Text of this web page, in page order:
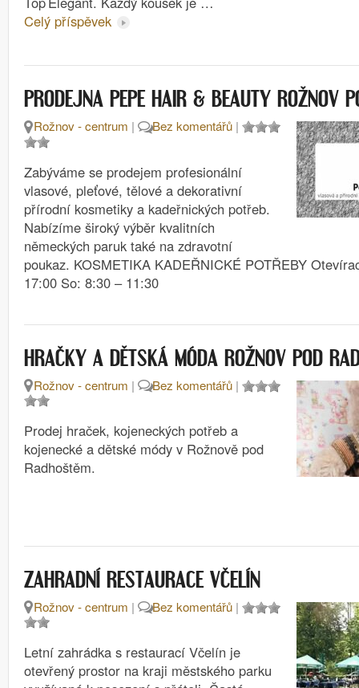
Celý příspěvek
PRODEJNA PEPE HAIR & BEAUTY ROŽNOV
Rožnov - centrum | Bez komentářů |
Zabýváme se prodejem profesionální
vlasové, pleťové, tělové a dekorativní
přírodní kosmetiky a kadeřnických potřeb.
Nabízíme široký výběr kvalitních
německých paruk také na zdravotní
poukaz. KOSMETIKA KADEŘNICKÉ POTŘEBY
17:00 So: 8:30 – 11:30
HRAČKY A DĚTSKÁ MÓDA ROŽNOV POD
Rožnov - centrum | Bez komentářů |
Prodej hraček, kojeneckých potřeb a
kojenecké a dětské módy v Rožnově pod
Radhoštěm.
ZAHRADNÍ RESTAURACE VČELÍN
Rožnov - centrum | Bez komentářů |
Letní zahrádka s restaurací Včelín je
otevřený prostor na kraji městského parku